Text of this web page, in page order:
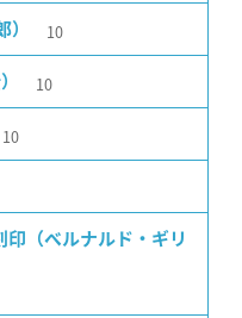
） 10
10
10
印（ベルナルド・ギリ